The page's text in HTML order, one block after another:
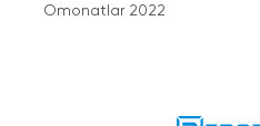
Omonatlar 2022